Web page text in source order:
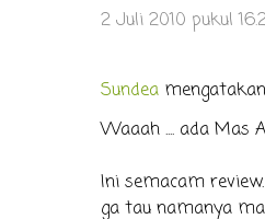
2 Juli 2010 pukul
Sundea
Waaah .... ada Mas
Ini semacam
ga tau namanya